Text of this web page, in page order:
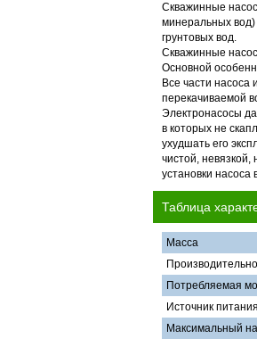
Скважинные
минеральных вод)
грунтовых вод.
Скважинные
Основной
Все части
перекачиваемой
Электронасосы
в которых не
ухудшать его
чистой,
установки
Таблица
Масса
Потребляемая
Источник питания
Максимальный